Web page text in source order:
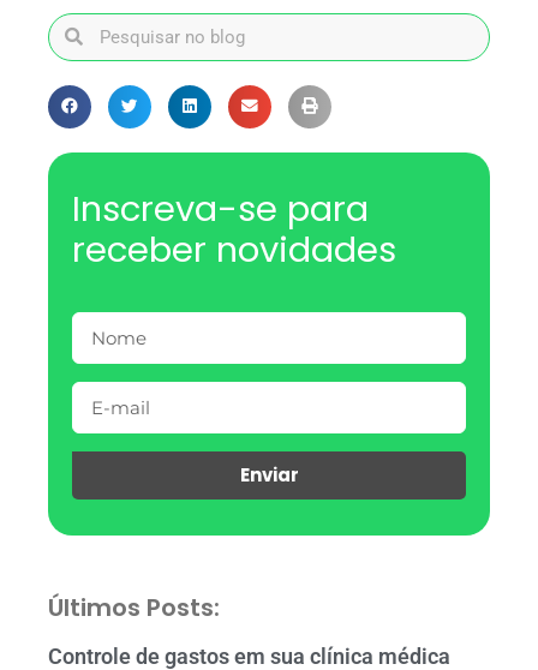
Inscreva-se para
receber novidades
Enviar
Últimos Posts:
Controle de gastos em sua clínica médica